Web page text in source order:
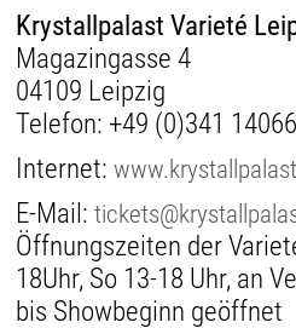
Krystallpalast Varieté
Magazingasse 4
04109 Leipzig
Telefon: +49 (0)341
Internet:
E-Mail:
Öffnungszeiten der
18Uhr, So 13-18 Uhr, an
bis Showbeginn geöffnet